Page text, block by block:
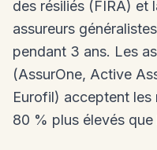
des résiliés (FIRA) et
assureurs
pendant 3 ans. Les
(AssurOne, Active
Eurofil) acceptent
80 % plus élevés